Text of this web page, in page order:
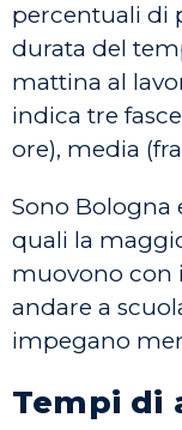
percentuali di
durata del
mattina al
indica tre
ore), media
Sono Bologna
quali la
muovono con
andare a
impegano
Tempi di